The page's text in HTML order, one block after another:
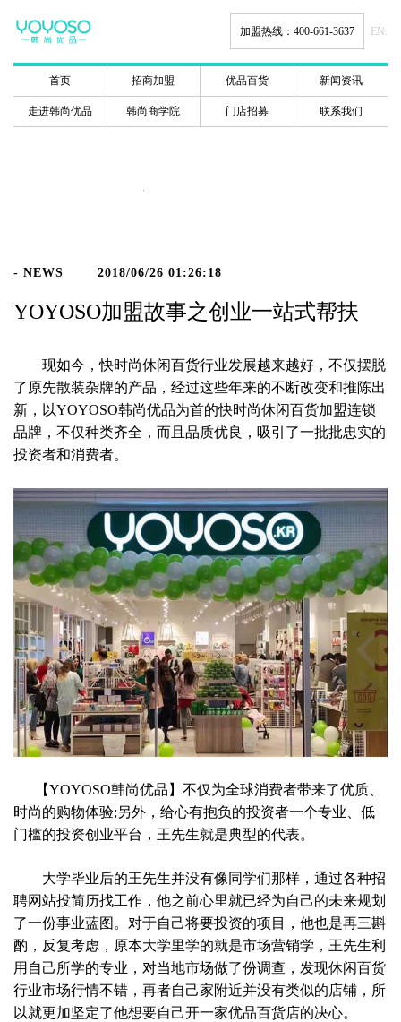
加盟热线：400-661-3637 EN.
首页 招商加盟 优品百货 新闻资讯
走进韩尚优品 韩尚商学院 门店招募 联系我们
- NEWS 2018/06/26 01:26:18
YOYOSO加盟故事之创业一站式帮扶
现如今，快时尚休闲百货行业发展越来越好，不仅摆脱
了原先散装杂牌的产品，经过这些年来的不断改变和推陈出
新，以YOYOSO韩尚优品为首的快时尚休闲百货加盟连锁
品牌，不仅种类齐全，而且品质优良，吸引了一批批忠实的
投资者和消费者。
【YOYOSO韩尚优品】不仅为全球消费者带来了优质、
时尚的购物体验;另外，给心有抱负的投资者一个专业、低
门槛的投资创业平台，王先生就是典型的代表。
大学毕业后的王先生并没有像同学们那样，通过各种招
聘网站投简历找工作，他之前心里就已经为自己的未来规划
了一份事业蓝图。对于自己将要投资的项目，他也是再三斟
酌，反复考虑，原本大学里学的就是市场营销学，王先生利
用自己所学的专业，对当地市场做了份调查，发现休闲百货
行业市场行情不错，再者自己家附近并没有类似的店铺，所
以就更加坚定了他想要自己开一家优品百货店的决心。